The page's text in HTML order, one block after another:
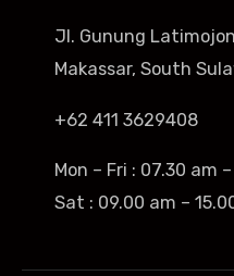
Jl. Gunung
Makassar, South
+62 411 3629408
Mon – Fri : 07.30 am
Sat : 09.00 am –